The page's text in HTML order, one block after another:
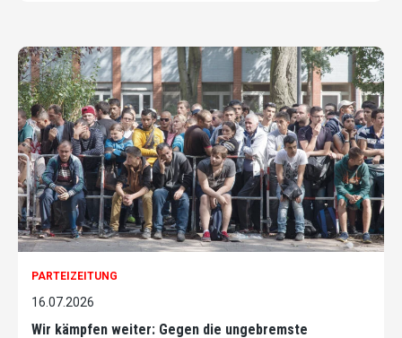
PARTEIZEITUNG
16.07.2026
Wir kämpfen weiter: Gegen die ungebremste